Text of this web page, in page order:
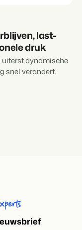
last-
druk
uiterst dynamische
snel verandert.